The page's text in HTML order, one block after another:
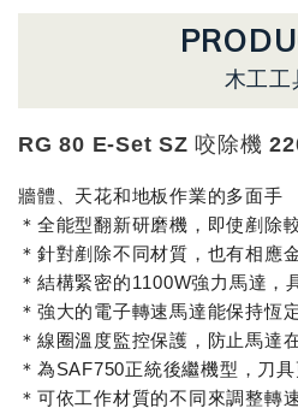
木工工
RG 80 E-Set SZ 咬除機
牆體、天花和地板作業的多面手
＊全能型翻新研磨機，即使剷除
＊針對剷除不同材質，也有相應
＊結構緊密的1100W強力馬達，
＊強大的電子轉速馬達能保持恆
＊線圈溫度監控保護，防止馬達
＊為SAF750正統後繼機型，刀
＊可依工作材質的不同來調整轉